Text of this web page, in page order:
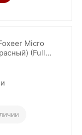
Micro
(Full